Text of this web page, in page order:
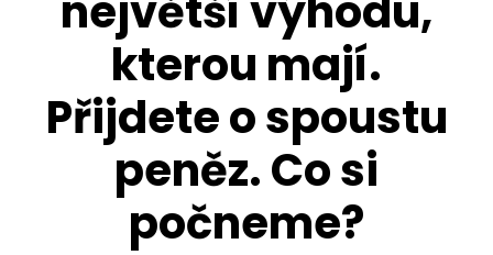
kterou mají.
Přijdete o spoustu
peněz. Co si
počneme?